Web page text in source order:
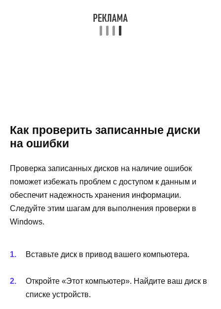
Как проверить записанные диски
на ошибки
Проверка записанных дисков на наличие ошибок
поможет избежать проблем с доступом к данным и
обеспечит надежность хранения информации.
Следуйте этим шагам для выполнения проверки в
Windows.
Вставьте диск в привод вашего компьютера.
Откройте «Этот компьютер». Найдите ваш диск в
списке устройств.